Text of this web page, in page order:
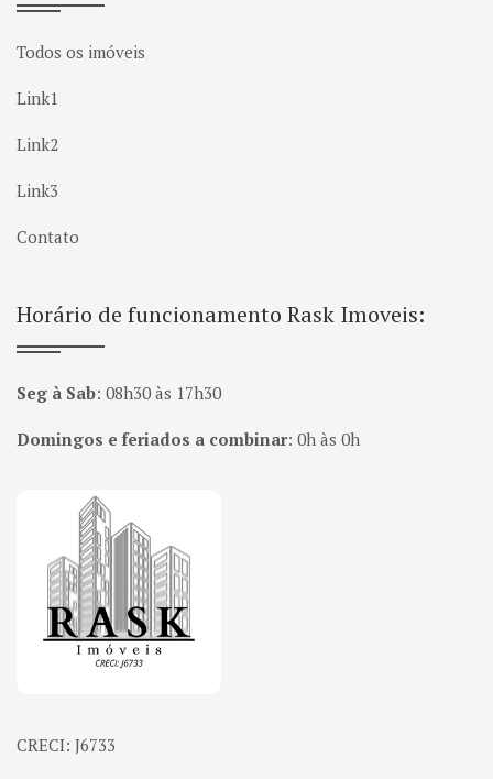
Todos os imóveis
Link1
Link2
Link3
Contato
Horário de funcionamento Rask Imoveis:
Seg à Sab: 08h30 às 17h30
Domingos e feriados a combinar: 0h às 0h
Página inicial
CRECI: J6733